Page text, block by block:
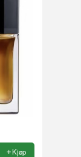
Kjøp